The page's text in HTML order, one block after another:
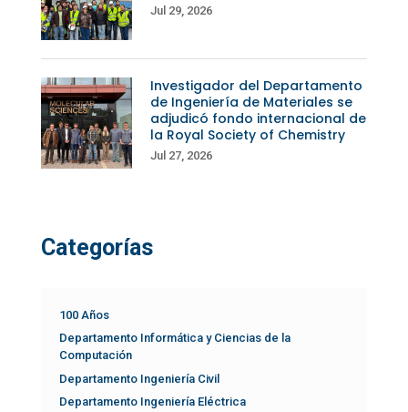
Jul 29, 2026
Investigador del Departamento
de Ingeniería de Materiales se
adjudicó fondo internacional de
la Royal Society of Chemistry
Jul 27, 2026
Categorías
100 Años
Departamento Informática y Ciencias de la
Computación
Departamento Ingeniería Civil
Departamento Ingeniería Eléctrica